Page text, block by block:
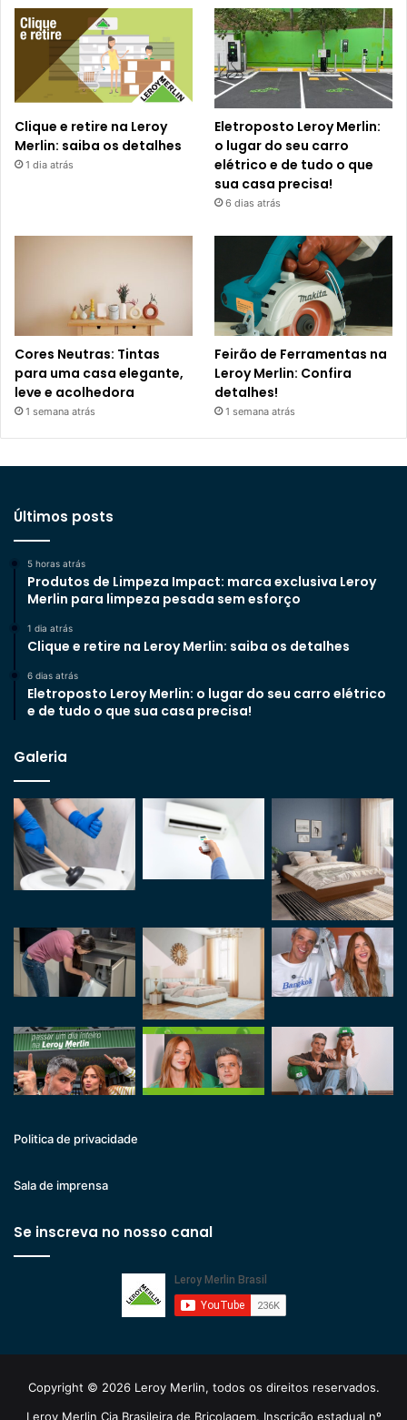
Clique e retire na Leroy
Merlin: saiba os detalhes
1 dia atrás
Eletroposto Leroy Merlin:
o lugar do seu carro
elétrico e de tudo o que
sua casa precisa!
6 dias atrás
Cores Neutras: Tintas
para uma casa elegante,
leve e acolhedora
1 semana atrás
Feirão de Ferramentas na
Leroy Merlin: Confira
detalhes!
1 semana atrás
Últimos posts
5 horas atrás
Produtos de Limpeza Impact: marca exclusiva Leroy
Merlin para limpeza pesada sem esforço
1 dia atrás
Clique e retire na Leroy Merlin: saiba os detalhes
6 dias atrás
Eletroposto Leroy Merlin: o lugar do seu carro elétrico
e de tudo o que sua casa precisa!
Galeria
Politica de privacidade
Sala de imprensa
Se inscreva no nosso canal
Copyright © 2026 Leroy Merlin, todos os direitos reservados.
Leroy Merlin Cia Brasileira de Bricolagem. Inscrição estadual nº